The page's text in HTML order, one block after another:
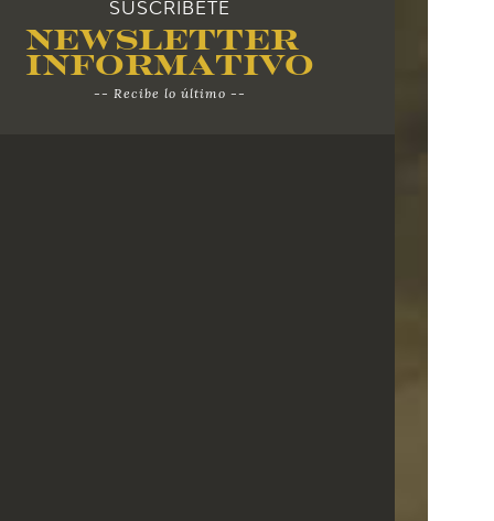
SUSCRÍBETE
Newsletter
Informativo
-- Recibe lo último --